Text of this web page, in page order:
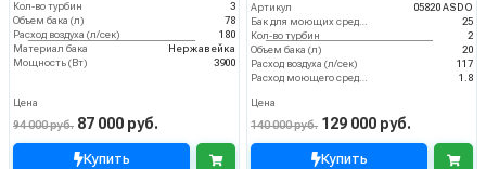
Кол-во турбин
3
Объем бака (л)
78
Расход воздуха (л/сек)
180
Материал бака
Нержавейка
Мощность (Вт)
3900
Цена
94 000 руб. 87 000 руб.
Купить
Артикул
05820 ASDO
Бак для моющих средств
25
Кол-во турбин
2
Объем бака (л)
20
Расход воздуха (л/сек)
117
Расход моющего средства
1.8
Цена
140 000 руб. 129 000 руб.
Купить